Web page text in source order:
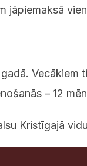
jāpiemaksā
Vecākiem
– 12
Kristīgajā